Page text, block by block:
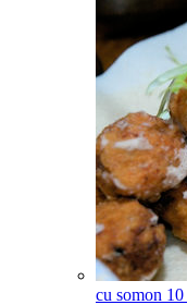
cu somon 10